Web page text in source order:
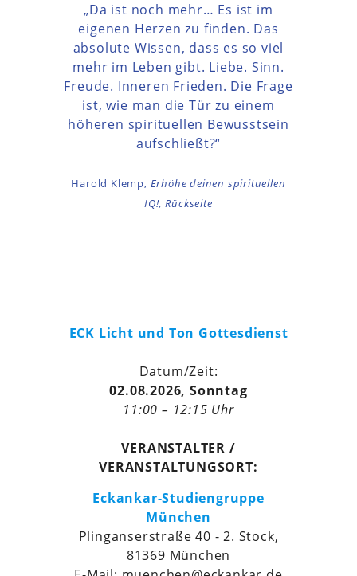
„Da ist noch mehr… Es ist im
eigenen Herzen zu finden. Das
absolute Wissen, dass es so viel
mehr im Leben gibt. Liebe. Sinn.
Freude. Inneren Frieden. Die Frage
ist, wie man die Tür zu einem
höheren spirituellen Bewusstsein
aufschließt?“
Harold Klemp, Erhöhe deinen spirituellen
IQ!,Rückseite
ECK Licht und Ton Gottesdienst
Datum/Zeit:
02.08.2026, Sonntag
11:00 – 12:15 Uhr
VERANSTALTER /
VERANSTALTUNGSORT:
Eckankar-Studiengruppe
München
Plinganserstraße 40 - 2. Stock,
81369 München